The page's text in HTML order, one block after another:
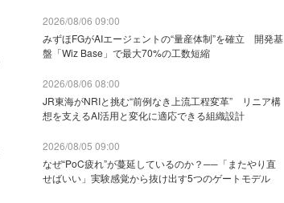
2026/08/06 09:00
みずほFGがAIエージェントの“量産体制”を確立 開発基
盤「Wiz Base」で最大70%の工数短縮
2026/08/06 08:00
JR東海がNRIと挑む“前例なき上流工程変革” リニア構
想を支えるAI活用と変化に適応できる組織設計
2026/08/05 09:00
なぜ“PoC疲れ”が蔓延しているのか？──「またやり直
せばいい」実験感覚から抜け出す5つのゲートモデル